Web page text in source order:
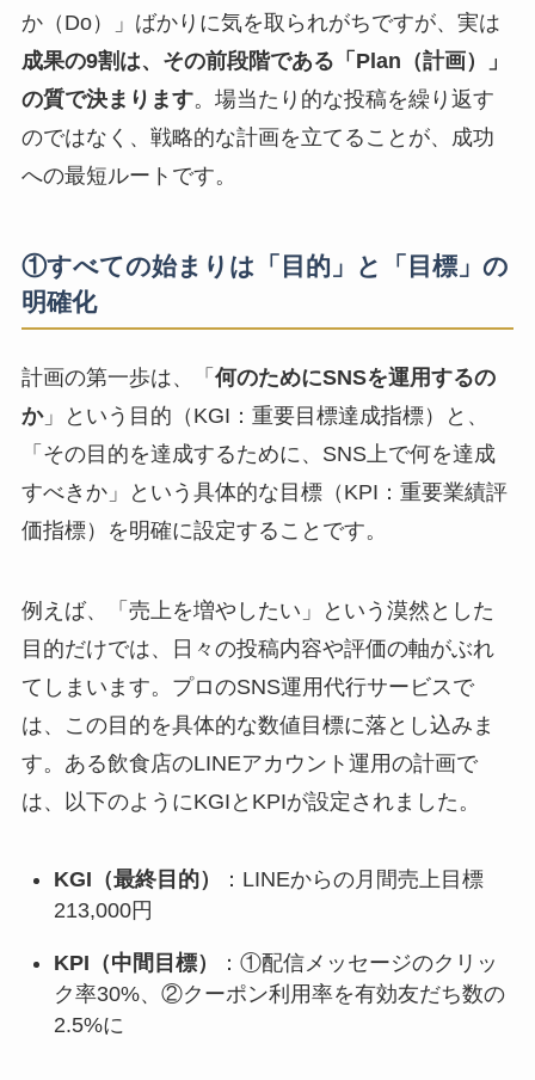
か（Do）」ばかりに気を取られがちですが、実は
成果の9割は、その前段階である「Plan（計画）」
の質で決まります。場当たり的な投稿を繰り返す
のではなく、戦略的な計画を立てることが、成功
への最短ルートです。
①すべての始まりは「目的」と「目標」の
明確化
計画の第一歩は、「 何のためにSNSを運用するの
か」という目的（KGI：重要目標達成指標）と、
「その目的を達成するために、SNS上で何を達成
すべきか」という具体的な目標（KPI：重要業績評
価指標）を明確に設定することです。
例えば、「売上を増やしたい」という漠然とした
目的だけでは、日々の投稿内容や評価の軸がぶれ
てしまいます。プロのSNS運用代行サービスで
は、この目的を具体的な数値目標に落とし込みま
す。ある飲食店のLINEアカウント運用の計画で
は、以下のようにKGIとKPIが設定されました。
KGI（最終目的）
：LINEからの月間売上目標
213,000円
KPI（中間目標）
：①配信メッセージのクリッ
ク率30%、②クーポン利用率を有効友だち数の
2.5%に